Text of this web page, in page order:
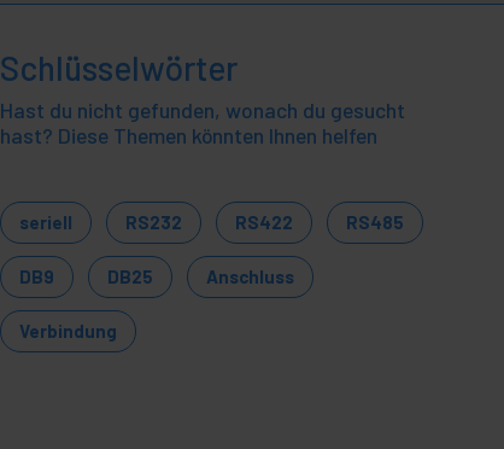
Schlüsselwörter
Hast du nicht gefunden, wonach du gesucht
hast? Diese Themen könnten Ihnen helfen
seriell RS232 RS422 RS485
DB9 DB25 Anschluss
Verbindung